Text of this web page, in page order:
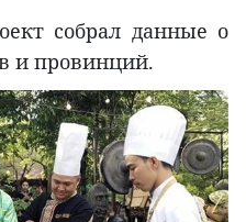
собрал данные о
и провинций.